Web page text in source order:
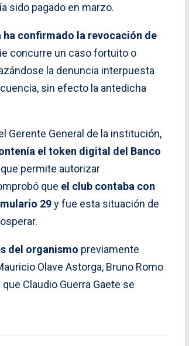
sido pagado en marzo.
ha confirmado la revocación de
concurre un caso fortuito o
la denuncia interpuesta
sin efecto la antedicha
Gerente General de la institución,
el token digital del Banco
permite autorizar
que el club contaba con
29y fue esta situación de
del organismo previamente
Olave Astorga, Bruno Romo
Claudio Guerra Gaete se